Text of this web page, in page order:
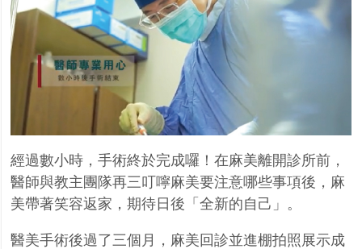
經過數小時，手術終於完成囉！在麻美離開診所前，
醫師與教主團隊再三叮嚀麻美要注意哪些事項後，麻
美帶著笑容返家，期待日後「全新的自己」。
醫美手術後過了三個月，麻美回診並進棚拍照展示成